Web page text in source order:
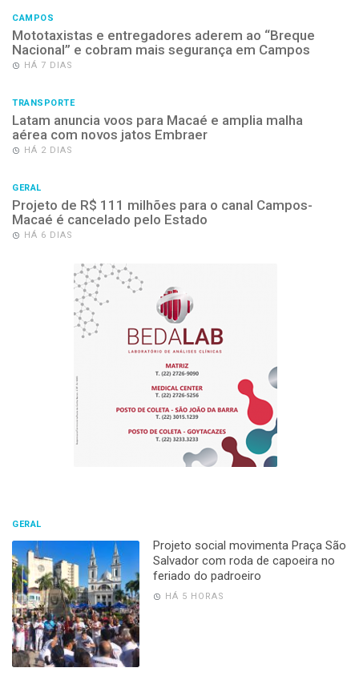
CAMPOS
Mototaxistas e entregadores aderem ao “Breque
Nacional” e cobram mais segurança em Campos
HÁ 7 DIAS
TRANSPORTE
Latam anuncia voos para Macaé e amplia malha
aérea com novos jatos Embraer
HÁ 2 DIAS
GERAL
Projeto de R$ 111 milhões para o canal Campos-
Macaé é cancelado pelo Estado
HÁ 6 DIAS
GERAL
Projeto social movimenta Praça São
Salvador com roda de capoeira no
feriado do padroeiro
HÁ 5 HORAS